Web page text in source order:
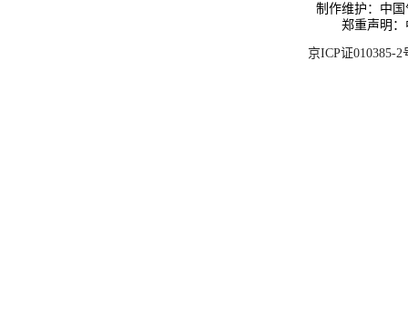
制作维护：中
郑重声明
京ICP证010385-2